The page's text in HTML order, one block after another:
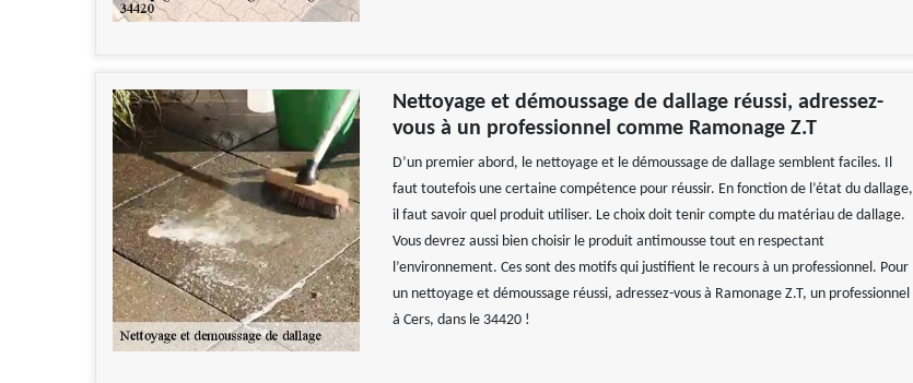
Nettoyage et démoussage de dallage réussi, adressez-
vous à un professionnel comme Ramonage Z.T
D’un premier abord, le nettoyage et le démoussage de dallage semblent faciles. Il
faut toutefois une certaine compétence pour réussir. En fonction de l’état du dallage,
il faut savoir quel produit utiliser. Le choix doit tenir compte du matériau de dallage.
Vous devrez aussi bien choisir le produit antimousse tout en respectant
l’environnement. Ces sont des motifs qui justifient le recours à un professionnel. Pour
un nettoyage et démoussage réussi, adressez-vous à Ramonage Z.T, un professionnel
à Cers, dans le 34420 !